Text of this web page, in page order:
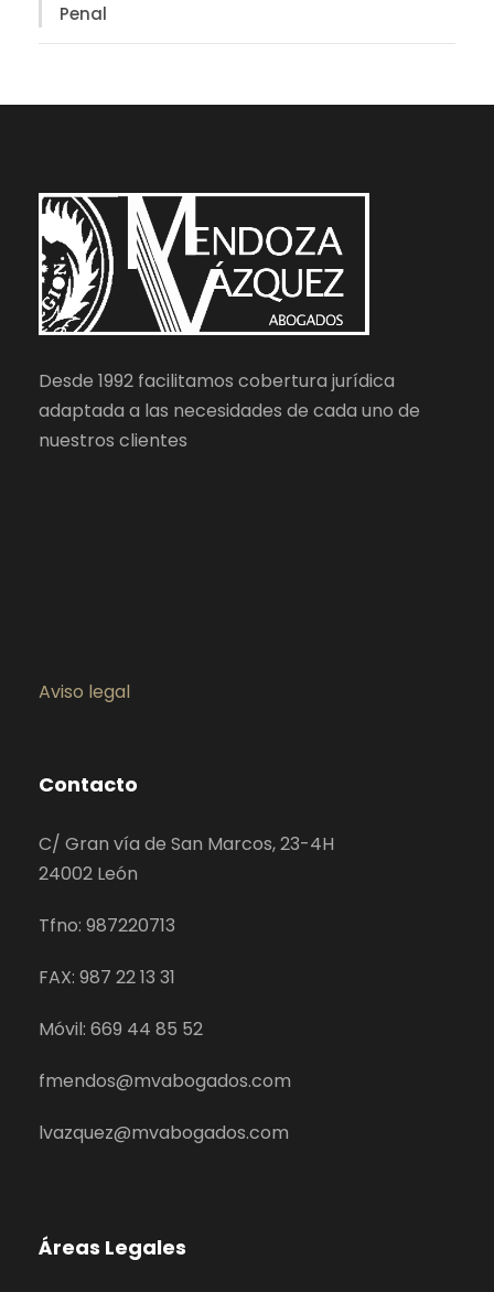
Penal
Desde 1992 facilitamos cobertura jurídica
adaptada a las necesidades de cada uno de
nuestros clientes
Aviso legal
Contacto
C/ Gran vía de San Marcos, 23-4H
24002 León
Tfno: 987220713
FAX: 987 22 13 31
Móvil: 669 44 85 52
fmendos@mvabogados.com
lvazquez@mvabogados.com
Áreas Legales